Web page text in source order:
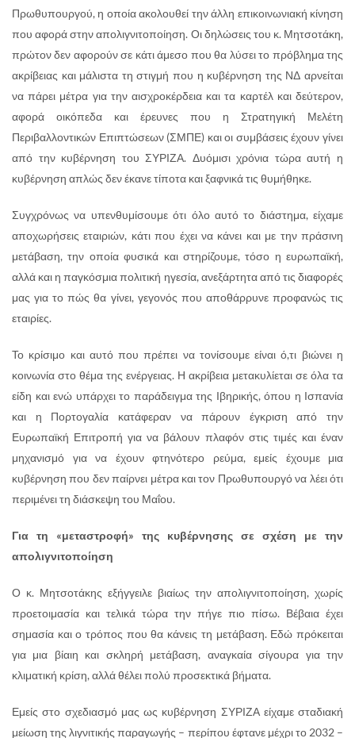
Πρωθυπουργού, η οποία ακολουθεί την άλλη επικοινωνιακή κίνηση
που αφορά στην απολιγνιτοποίηση. Οι δηλώσεις του κ. Μητσοτάκη,
πρώτον δεν αφορούν σε κάτι άμεσο που θα λύσει το πρόβλημα της
ακρίβειας και μάλιστα τη στιγμή που η κυβέρνηση της ΝΔ αρνείται
να πάρει μέτρα για την αισχροκέρδεια και τα καρτέλ και δεύτερον,
αφορά οικόπεδα και έρευνες που η Στρατηγική Μελέτη
Περιβαλλοντικών Επιπτώσεων (ΣΜΠΕ) και οι συμβάσεις έχουν γίνει
από την κυβέρνηση του ΣΥΡΙΖΑ. Δυόμισι χρόνια τώρα αυτή η
κυβέρνηση απλώς δεν έκανε τίποτα και ξαφνικά τις θυμήθηκε.
Συγχρόνως να υπενθυμίσουμε ότι όλο αυτό το διάστημα, είχαμε
αποχωρήσεις εταιριών, κάτι που έχει να κάνει και με την πράσινη
μετάβαση, την οποία φυσικά και στηρίζουμε, τόσο η ευρωπαϊκή,
αλλά και η παγκόσμια πολιτική ηγεσία, ανεξάρτητα από τις διαφορές
μας για το πώς θα γίνει, γεγονός που αποθάρρυνε προφανώς τις
εταιρίες.
Το κρίσιμο και αυτό που πρέπει να τονίσουμε είναι ό,τι βιώνει η
κοινωνία στο θέμα της ενέργειας. Η ακρίβεια μετακυλίεται σε όλα τα
είδη και ενώ υπάρχει το παράδειγμα της Ιβηρικής, όπου η Ισπανία
και η Πορτογαλία κατάφεραν να πάρουν έγκριση από την
Ευρωπαϊκή Επιτροπή για να βάλουν πλαφόν στις τιμές και έναν
μηχανισμό για να έχουν φτηνότερο ρεύμα, εμείς έχουμε μια
κυβέρνηση που δεν παίρνει μέτρα και τον Πρωθυπουργό να λέει ότι
περιμένει τη διάσκεψη του Μαΐου.
Για τη «μεταστροφή» της κυβέρνησης σε σχέση με την
απολιγνιτοποίηση
Ο κ. Μητσοτάκης εξήγγειλε βιαίως την απολιγνιτοποίηση, χωρίς
προετοιμασία και τελικά τώρα την πήγε πιο πίσω. Βέβαια έχει
σημασία και ο τρόπος που θα κάνεις τη μετάβαση. Εδώ πρόκειται
για μια βίαιη και σκληρή μετάβαση, αναγκαία σίγουρα για την
κλιματική κρίση, αλλά θέλει πολύ προσεκτικά βήματα.
Εμείς στο σχεδιασμό μας ως κυβέρνηση ΣΥΡΙΖΑ είχαμε σταδιακή
μείωση της λιγνιτικής παραγωγής – περίπου έφτανε μέχρι το 2032 –